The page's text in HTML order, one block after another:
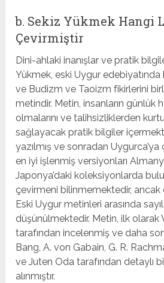
b. Sekiz Yükmek Hangi
Çevirmiştir
Dini-ahlaki inanışlar ve pratik
Yükmek, eski Uygur edebiyatında
ve Budizm ve Taoizm fikirlerini
metindir. Metin, insanların günlük
olmalarını ve talihsizliklerden
sağlayacak pratik bilgiler
yazılmış ve sonradan
en iyi işlenmiş versiyonları
Japonya’daki koleksiyonlarda
çevirmeni bilinmemektedir, ancak
Eski Uygur metinleri arasında
düşünülmektedir. Metin, ilk
tarafından incelenmiş ve daha
Bang, A. von Gabain, G. R.
ve Juten Oda tarafından detaylı
alınmıştır.